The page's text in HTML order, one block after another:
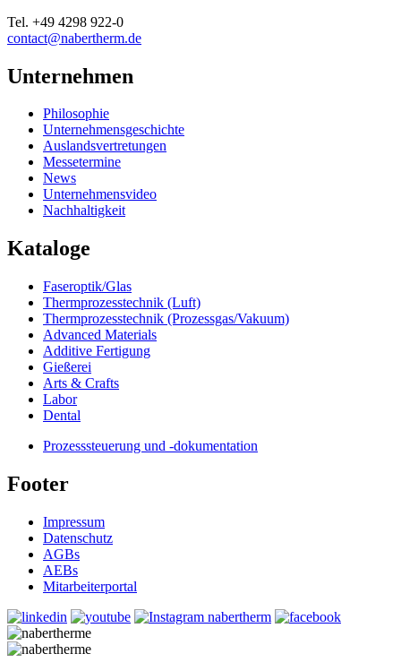
Tel. +49 4298 922-0
contact@nabertherm.de
Unternehmen
Philosophie
Unternehmensgeschichte
Auslandsvertretungen
Messetermine
News
Unternehmensvideo
Nachhaltigkeit
Kataloge
Faseroptik/Glas
Thermprozesstechnik (Luft)
Thermprozesstechnik (Prozessgas/Vakuum)
Advanced Materials
Additive Fertigung
Gießerei
Arts & Crafts
Labor
Dental
Prozesssteuerung und -dokumentation
Footer
Impressum
Datenschutz
AGBs
AEBs
Mitarbeiterportal